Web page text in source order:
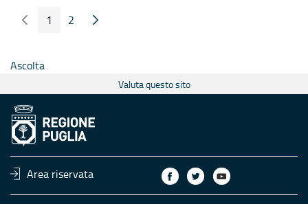
Pagina Precedente
Pagina
1 Pagina
2 Pagina Seguente
Ascolta
Valuta questo sito
Area riservata